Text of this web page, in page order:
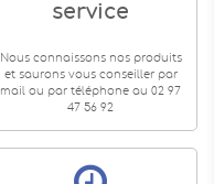
service
Nous connaissons nos produits
et saurons vous conseiller par
mail ou par téléphone au 02 97
47 56 92